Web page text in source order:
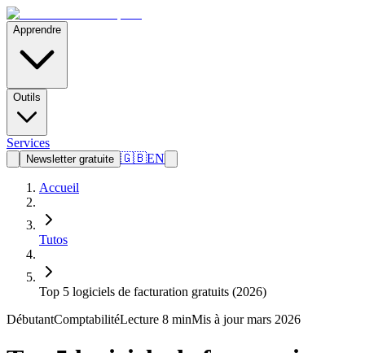
Apprendre
Outils
Services
Newsletter gratuite 🇬🇧EN
Accueil
Tutos
Top 5 logiciels de facturation gratuits (2026)
DébutantComptabilitéLecture 8 minMis à jour mars 2026